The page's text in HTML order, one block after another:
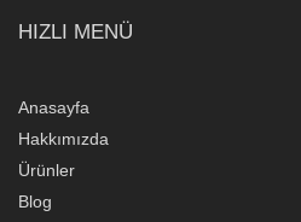
HIZLI MENÜ
Anasayfa
Hakkımızda
Ürünler
Blog